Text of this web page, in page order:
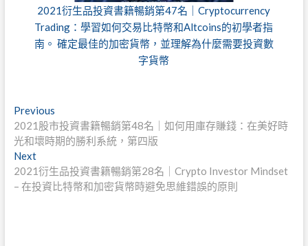
2021衍生品投資書籍暢銷第47名｜Cryptocurrency
Trading：學習如何交易比特幣和Altcoins的初學者指
南。 確定最佳的加密貨幣，並理解為什麼需要投資數
字貨幣
文
章
導
覽
PreviousPrevious
post:
2021股市投資書籍暢銷第48名｜如何用庫存賺錢：在美好時
光和壞時期的勝利系統，第四版
NextNext
post:
2021衍生品投資書籍暢銷第28名｜Crypto Investor Mindset
– 在投資比特幣和加密貨幣時避免思維錯誤的原則